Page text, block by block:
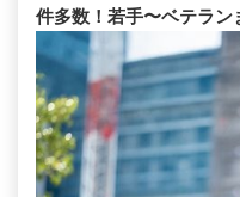
件多数！若手〜ベテラン